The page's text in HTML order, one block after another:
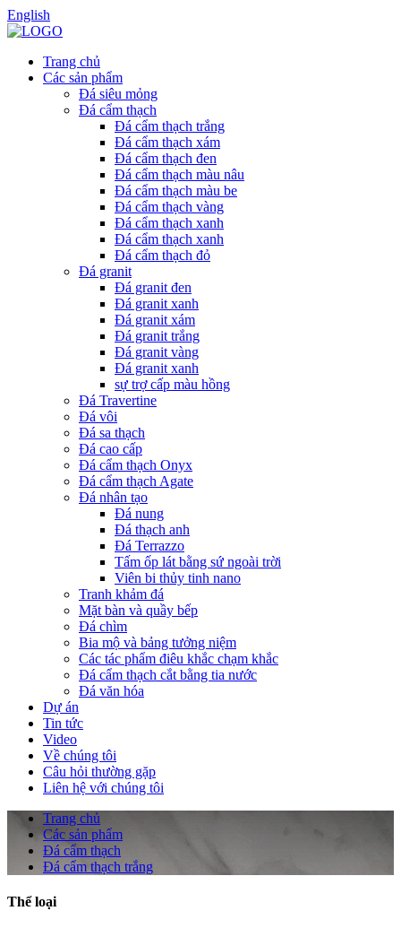
English
Trang chủ
Các sản phẩm
Đá siêu mỏng
Đá cẩm thạch
Đá cẩm thạch trắng
Đá cẩm thạch xám
Đá cẩm thạch đen
Đá cẩm thạch màu nâu
Đá cẩm thạch màu be
Đá cẩm thạch vàng
Đá cẩm thạch xanh
Đá cẩm thạch xanh
Đá cẩm thạch đỏ
Đá granit
Đá granit đen
Đá granit xanh
Đá granit xám
Đá granit trắng
Đá granit vàng
Đá granit xanh
sự trợ cấp màu hồng
Đá Travertine
Đá vôi
Đá sa thạch
Đá cao cấp
Đá cẩm thạch Onyx
Đá cẩm thạch Agate
Đá nhân tạo
Đá nung
Đá thạch anh
Đá Terrazzo
Tấm ốp lát bằng sứ ngoài trời
Viên bi thủy tinh nano
Tranh khảm đá
Mặt bàn và quầy bếp
Đá chìm
Bia mộ và bảng tưởng niệm
Các tác phẩm điêu khắc chạm khắc
Đá cẩm thạch cắt bằng tia nước
Đá văn hóa
Dự án
Tin tức
Video
Về chúng tôi
Câu hỏi thường gặp
Liên hệ với chúng tôi
Trang chủ
Các sản phẩm
Đá cẩm thạch
Đá cẩm thạch trắng
Thể loại